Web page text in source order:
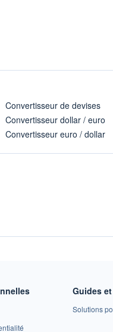
Convertisseur de devises
Convertisseur dollar / euro
Convertisseur euro / dollar
Guides
Solutions